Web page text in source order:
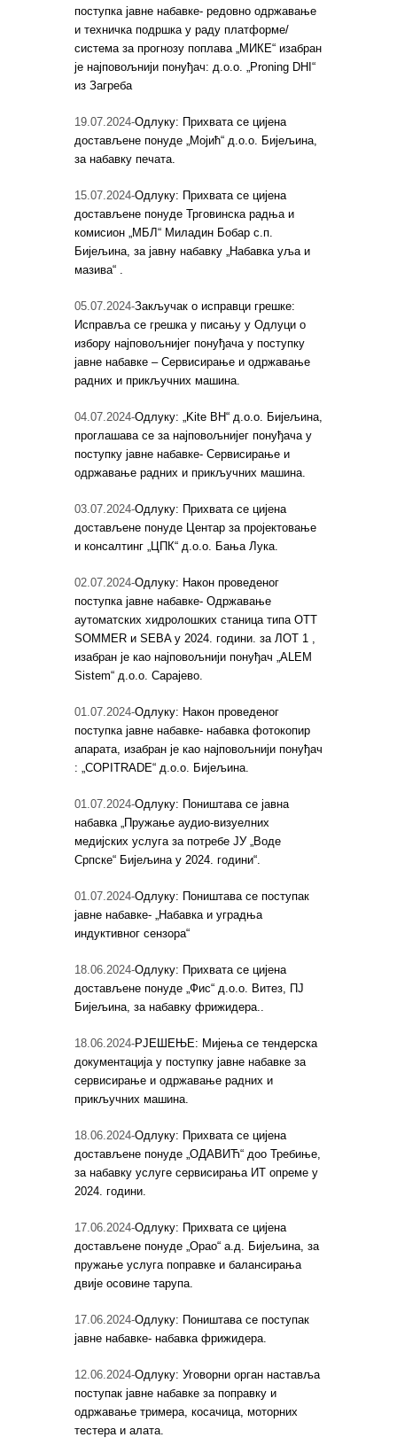
поступка јавне набавке- редовно одржавање
и техничка подршка у раду платформе/
система за прогнозу поплава „МИКЕ“ изабран
је најповољнији понуђач: д.о.о. „Proning DHI“
из Загреба
19.07.2024-Одлуку: Прихвата се цијена
достављене понуде „Мојић“ д.о.о. Бијељина,
за набавку печата.
15.07.2024-Одлуку: Прихвата се цијена
достављене понуде Трговинска радња и
комисион „МБЛ“ Миладин Бобар с.п.
Бијељина, за јавну набавку „Набавка уља и
мазива“ .
05.07.2024-Закључак о исправци грешке:
Исправља се грешка у писању у Одлуци о
избору најповољнијег понуђача у поступку
јавне набавке – Сервисирање и одржавање
радних и прикључних машина.
04.07.2024-Одлуку: „Kite BH“ д.о.о. Бијељина,
проглашава се за најповољнијег понуђача у
поступку јавне набавке- Сервисирање и
одржавање радних и прикључних машина.
03.07.2024-Одлуку: Прихвата се цијена
достављене понуде Центар за пројектовање
и консалтинг „ЦПК“ д.о.о. Бања Лука.
02.07.2024-Одлуку: Након проведеног
поступка јавне набавке- Одржавање
аутоматских хидролошких станица типа ОТТ
SOMMER и SEBA у 2024. години. за ЛОТ 1 ,
изабран је као најповољнији понуђач „ALEM
Sistem“ д.о.о. Сарајево.
01.07.2024-Одлуку: Након проведеног
поступка јавне набавке- набавка фотокопир
апарата, изабран је као најповољнији понуђач
: „COPITRADE“ д.о.о. Бијељина.
01.07.2024-Одлуку: Поништава се јавна
набавка „Пружање аудио-визуелних
медијских услуга за потребе ЈУ „Воде
Српске“ Бијељина у 2024. години“.
01.07.2024-Одлуку: Поништава се поступак
јавне набавке- „Набавка и уградња
индуктивног сензора“
18.06.2024-Одлуку: Прихвата се цијена
достављене понуде „Фис“ д.о.о. Витез, ПЈ
Бијељина, за набавку фрижидера..
18.06.2024-РЈЕШЕЊЕ: Мијења се тендерска
документација у поступку јавне набавке за
сервисирање и одржавање радних и
прикључних машина.
18.06.2024-Одлуку: Прихвата се цијена
достављене понуде „ОДАВИЋ“ доо Требиње,
за набавку услуге сервисирања ИТ опреме у
2024. години.
17.06.2024-Одлуку: Прихвата се цијена
достављене понуде „Орао“ а.д. Бијељина, за
пружање услуга поправке и балансирања
двије осовине тарупа.
17.06.2024-Одлуку: Поништава се поступак
јавне набавке- набавка фрижидера.
12.06.2024-Одлуку: Уговорни орган наставља
поступак јавне набавке за поправку и
одржавање тримера, косачица, моторних
тестера и алата.